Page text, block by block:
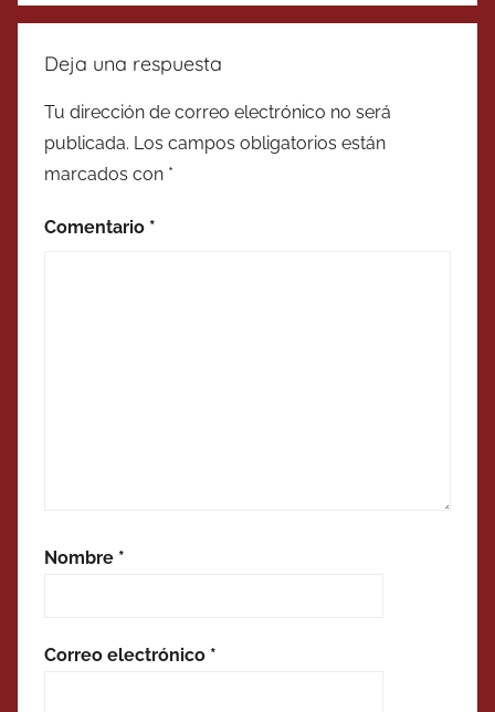
Deja una respuesta
Tu dirección de correo electrónico no será
publicada. Los campos obligatorios están
marcados con *
Comentario *
Nombre *
Correo electrónico *